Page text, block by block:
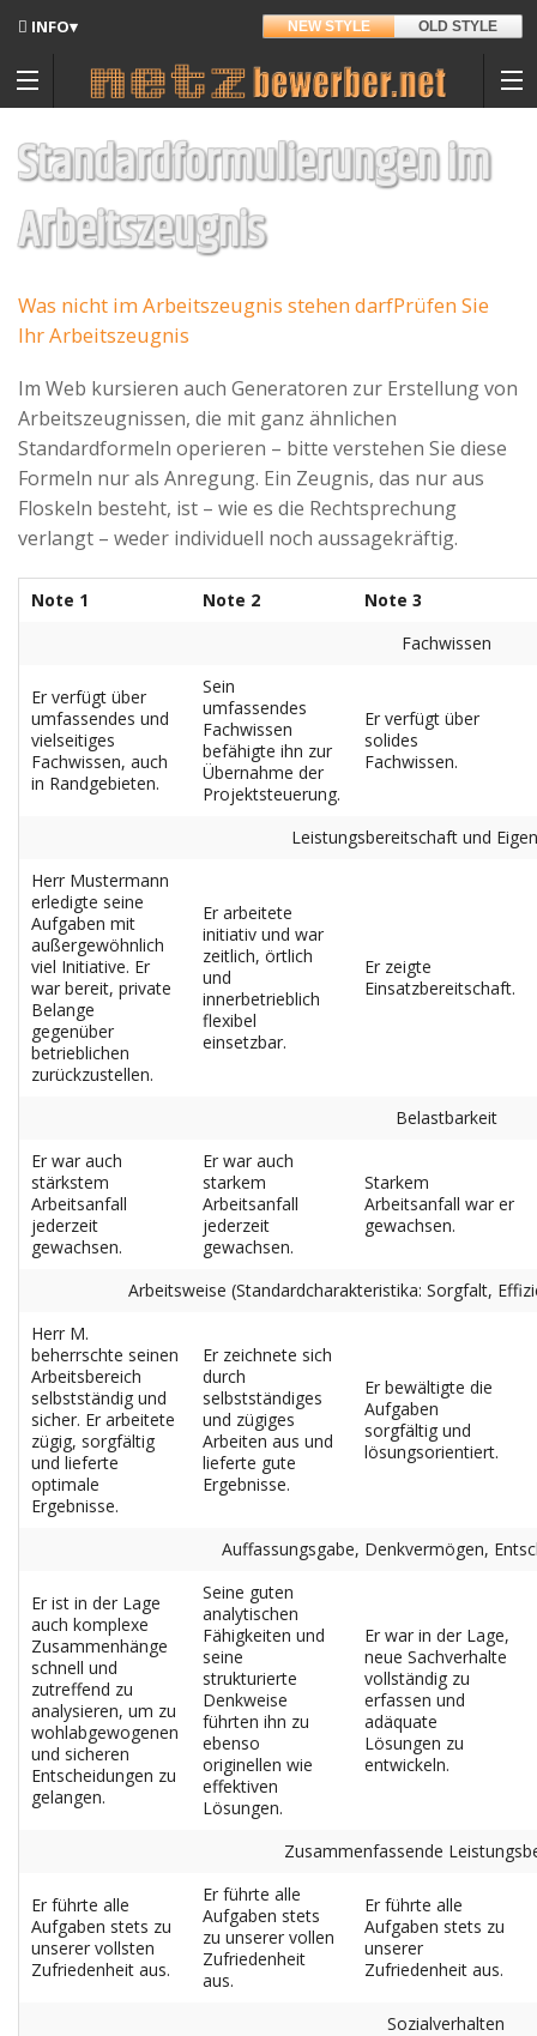
NEW STYLE OLD STYLE
INFO▾
Updates
Entwickler
Hintergrund
Kontakt
Datenschutz
Nutzungsbedingungen
Spenden
Advertiser
Standardformulierungen im
Arbeitszeugnis
Was nicht im Arbeitszeugnis stehen darfPrüfen Sie
Ihr Arbeitszeugnis
Im Web kursieren auch Generatoren zur Erstellung von
Arbeitszeugnissen, die mit ganz ähnlichen
Standardformeln operieren – bitte verstehen Sie diese
Formeln nur als Anregung. Ein Zeugnis, das nur aus
Floskeln besteht, ist – wie es die Rechtsprechung
verlangt – weder individuell noch aussagekräftig.
Note 1 Note 2
Note 3
Fachwissen
Er verfügt über
umfassendes und
vielseitiges
Fachwissen, auch
in Randgebieten.
Sein
umfassendes
Fachwissen
befähigte ihn zur
Übernahme der
Projektsteuerung.
Er verfügt über
solides
Fachwissen.
Leistungsbereitschaft und
Herr Mustermann
erledigte seine
Aufgaben mit
außergewöhnlich
viel Initiative. Er
war bereit, private
Belange
gegenüber
betrieblichen
zurückzustellen.
Er arbeitete
initiativ und war
zeitlich, örtlich
und
innerbetrieblich
flexibel
einsetzbar.
Er zeigte
Einsatzbereitschaft.
Belastbarkeit
Er war auch
stärkstem
Arbeitsanfall
jederzeit
gewachsen.
Er war auch
starkem
Arbeitsanfall
jederzeit
gewachsen.
Starkem
Arbeitsanfall war er
gewachsen.
Arbeitsweise (Standardcharakteristika: Sorgfalt,
Herr M.
beherrschte seinen
Arbeitsbereich
selbstständig und
sicher. Er arbeitete
zügig, sorgfältig
und lieferte
optimale
Ergebnisse.
Er zeichnete sich
durch
selbstständiges
und zügiges
Arbeiten aus und
lieferte gute
Ergebnisse.
Er bewältigte die
Aufgaben
sorgfältig und
lösungsorientiert.
Auffassungsgabe, Denkvermögen,
Er ist in der Lage
auch komplexe
Zusammenhänge
schnell und
zutreffend zu
analysieren, um zu
wohlabgewogenen
und sicheren
Entscheidungen zu
gelangen.
Seine guten
analytischen
Fähigkeiten und
seine
strukturierte
Denkweise
führten ihn zu
ebenso
originellen wie
effektiven
Lösungen.
Er war in der Lage,
neue Sachverhalte
vollständig zu
erfassen und
adäquate
Lösungen zu
entwickeln.
Zusammenfassende
Er führte alle
Aufgaben stets zu
unserer vollsten
Zufriedenheit aus.
Er führte alle
Aufgaben stets
zu unserer vollen
Zufriedenheit
aus.
Er führte alle
Aufgaben stets zu
unserer
Zufriedenheit aus.
Sozialverhalten